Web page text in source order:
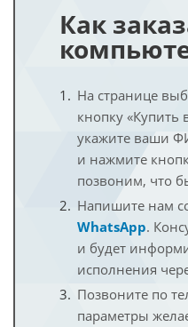
Как
На странице
кнопку «Купить
укажите ваши
и нажмите
позвоним, что
Напишите нам
WhatsApp.
и будет
исполнения
Позвоните по
параметры